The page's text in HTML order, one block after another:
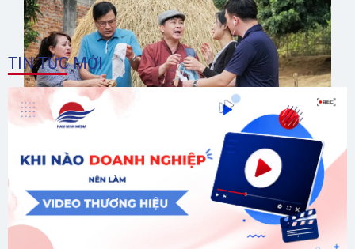
Tết Đú – Đú Tết. Ảnh: ĐPCC.
GỬI ĐÁNH GIÁ CỦA BẠN
TIN TỨC MỚI